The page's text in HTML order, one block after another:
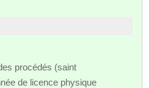
procédés (saint
de licence physique